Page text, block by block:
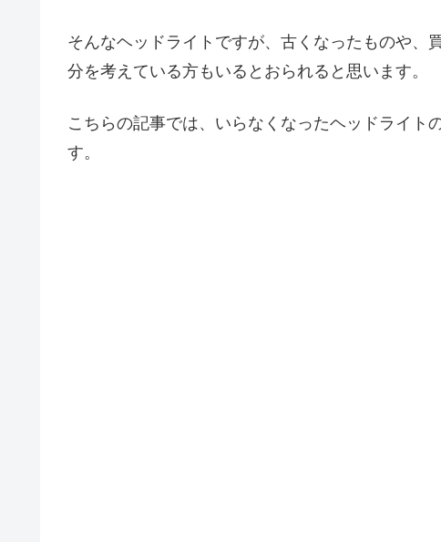
そんなヘッドライトですが、古くなったものや、
分を考えている方もいるとおられると思います。
こちらの記事では、いらなくなったヘッドライト
す。